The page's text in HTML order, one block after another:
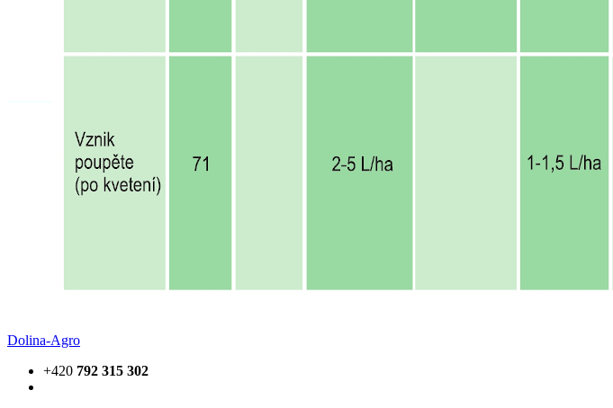
Dolina-Agro
+420 792 315 302